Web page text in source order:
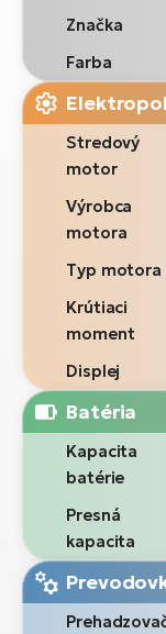
Značka
Farba
Stredový
motor
Výrobca
motora
Typ motora
Krútiaci
moment
Displej
Batéria
Kapacita
batérie
Presná
kapacita